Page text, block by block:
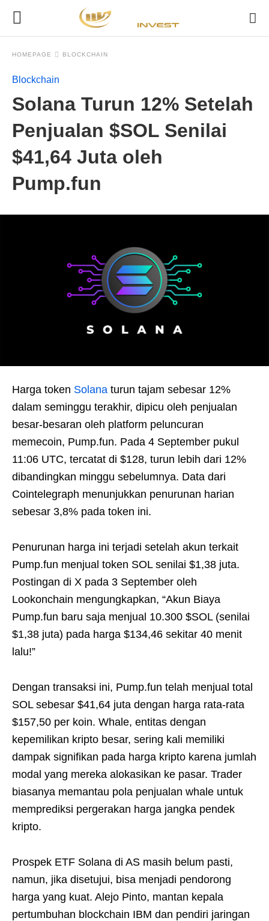
HOMEPAGE BLOCKCHAIN
Blockchain
Solana Turun 12% Setelah
Penjualan $SOL Senilai
$41,64 Juta oleh
Pump.fun
Harga token Solana turun tajam sebesar 12%
dalam seminggu terakhir, dipicu oleh penjualan
besar-besaran oleh platform peluncuran
memecoin, Pump.fun. Pada 4 September pukul
11:06 UTC, tercatat di $128, turun lebih dari 12%
dibandingkan minggu sebelumnya. Data dari
Cointelegraph menunjukkan penurunan harian
sebesar 3,8% pada token ini.
Penurunan harga ini terjadi setelah akun terkait
Pump.fun menjual token SOL senilai $1,38 juta.
Postingan di X pada 3 September oleh
Lookonchain mengungkapkan, “Akun Biaya
Pump.fun baru saja menjual 10.300 $SOL (senilai
$1,38 juta) pada harga $134,46 sekitar 40 menit
lalu!”
Dengan transaksi ini, Pump.fun telah menjual total
SOL sebesar $41,64 juta dengan harga rata-rata
$157,50 per koin. Whale, entitas dengan
kepemilikan kripto besar, sering kali memiliki
dampak signifikan pada harga kripto karena jumlah
modal yang mereka alokasikan ke pasar. Trader
biasanya memantau pola penjualan whale untuk
memprediksi pergerakan harga jangka pendek
kripto.
Prospek ETF Solana di AS masih belum pasti,
namun, jika disetujui, bisa menjadi pendorong
harga yang kuat. Alejo Pinto, mantan kepala
pertumbuhan blockchain IBM dan pendiri jaringan